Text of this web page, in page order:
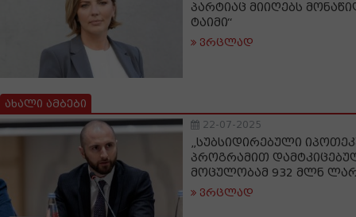
პარტიაც მიიღებს
ტაიმი“
ვრცლად
ახალი ამბები
22-07-2025
„სუბსიდირებული
პროგრამით
მოცულობამ 932 მლნ
ვრცლად